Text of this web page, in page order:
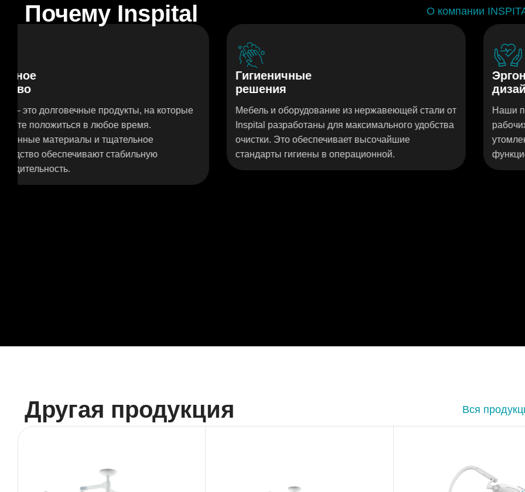
Почему Inspital О компании
которые
Мебель и оборудование из нержавеющей стали от
Inspital разработаны для максимального удобства
очистки. Это обеспечивает высочайшие
стандарты гигиены в операционной.
Наши продукты разработаны для
рабочих процессов в операционной без
утомления. Inspital — это продуманная
функциональность и интуитивное
Другая продукция Вся